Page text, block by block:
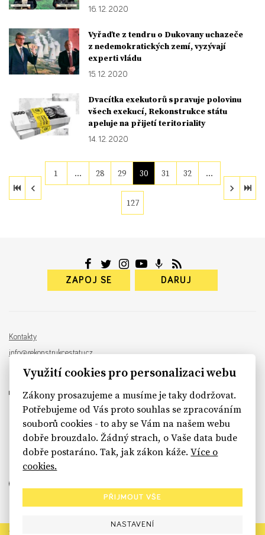
16. 12. 2020
Vyřaďte z tendru o Dukovany uchazeče
z nedemokratických zemí, vyzývají
experti vládu
15. 12. 2020
Dvacítka exekutorů spravuje polovinu
všech exekucí, Rekonstrukce státu
apeluje na přijetí teritoriality
14. 12. 2020
1 … 28 29 30 31 32 …
127
ZAPOJ SE DARUJ
Kontakty
info@rekonstrukcestatu.cz
Návrh a vývoj: Sinfin , ilustrace:
sinfin.digital
Využití cookies pro personalizaci webu
Zákony prosazujeme a musíme je taky dodržovat.
Potřebujeme od Vás proto souhlas se zpracováním
souborů cookies - to aby se Vám na našem webu
dobře brouzdalo. Žádný strach, o Vaše data bude
dobře postaráno. Tak, jak zákon káže.Více o
cookies.
PŘIJMOUT VŠE
NASTAVENÍ